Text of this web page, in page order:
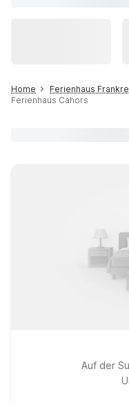
Home Ferienhaus
Ferienhaus Cahors
Auf der